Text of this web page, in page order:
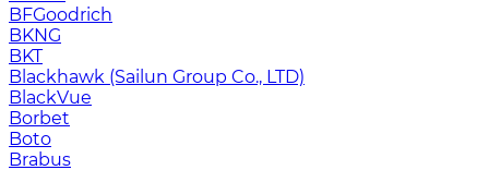
BFGoodrich
BKNG
BKT
Blackhawk (Sailun Group Co., LTD)
BlackVue
Borbet
Boto
Brabus